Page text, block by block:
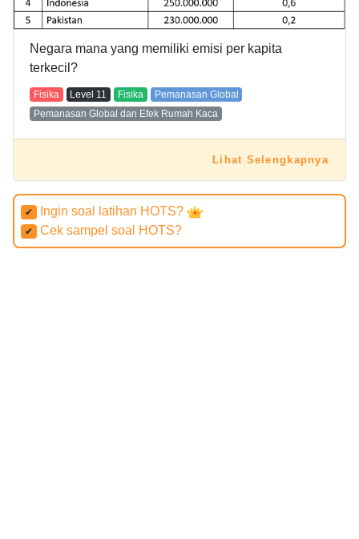
Negara mana yang memiliki emisi per kapita
terkecil?
Fisika Level 11 Fisika
Pemanasan Global
Pemanasan Global dan Efek Rumah Kaca
Lihat Selengkapnya
✔ Ingin soal latihan HOTS?
✔ Cek sampel soal HOTS?